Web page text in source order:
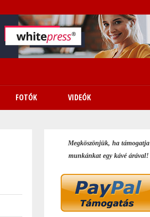
FOTÓK VIDEÓK
Megköszönjük, ha támogatja
munkánkat egy kávé árával!